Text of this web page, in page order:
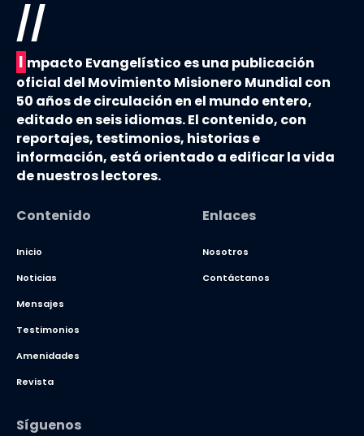
//
I mpacto Evangelístico es una publicación
oficial del Movimiento Misionero Mundial con
50 años de circulación en el mundo entero,
editado en seis idiomas. El contenido, con
reportajes, testimonios, historias e
información, está orientado a edificar la vida
de nuestros lectores.
Contenido
Inicio
Noticias
Mensajes
Testimonios
Amenidades
Revista
Enlaces
Nosotros
Contáctanos
Síguenos